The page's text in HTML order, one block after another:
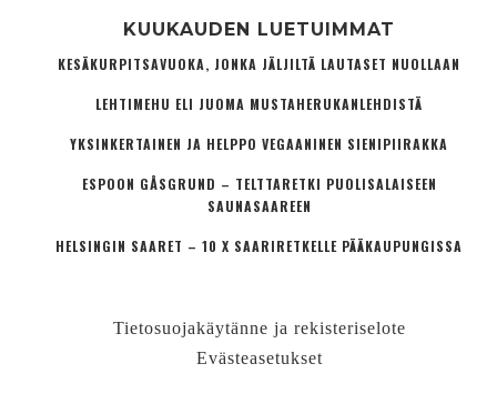
KUUKAUDEN LUETUIMMAT
KESÄKURPITSAVUOKA, JONKA JÄLJILTÄ LAUTASET NUOLLAAN
LEHTIMEHU ELI JUOMA MUSTAHERUKANLEHDISTÄ
YKSINKERTAINEN JA HELPPO VEGAANINEN SIENIPIIRAKKA
ESPOON GÅSGRUND – TELTTARETKI PUOLISALAISEEN
SAUNASAAREEN
HELSINGIN SAARET – 10 X SAARIRETKELLE PÄÄKAUPUNGISSA
Tietosuojakäytänne ja rekisteriselote
Evästeasetukset